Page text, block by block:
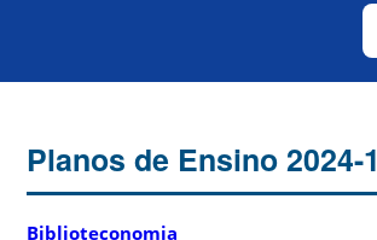
Planos de Ensino 2024-1
Biblioteconomia